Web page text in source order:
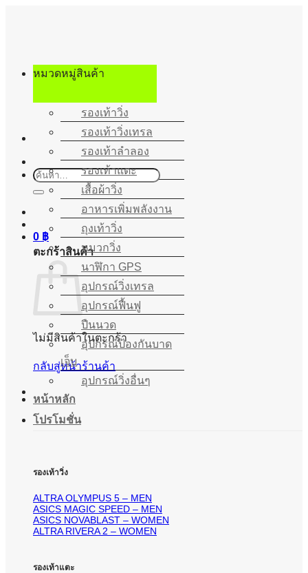
เนื้อหา
ค้นหา:
0 ฿
ตะกร้าสินค้า
ไม่มีสินค้าในตะกร้า
กลับสู่หน้าร้านค้า
หมวดหมู่สินค้า
รองเท้าวิ่ง
รองเท้าวิ่งเทรล
รองเท้าลำลอง
รองเท้าแตะ
เสื้อผ้าวิ่ง
อาหารเพิ่มพลังงาน
ถุงเท้าวิ่ง
หมวกวิ่ง
นาฬิกา GPS
อุปกรณ์วิ่งเทรล
อุปกรณ์ฟื้นฟู
ปืนนวด
อุปกรณ์ป้องกันบาด
เจ็บ
อุปกรณ์วิ่งอื่นๆ
หน้าหลัก
โปรโมชั่น
รองเท้าวิ่ง
ALTRA OLYMPUS 5 – MEN
ASICS MAGIC SPEED – MEN
ASICS NOVABLAST – WOMEN
ALTRA RIVERA 2 – WOMEN
รองเท้าแตะ